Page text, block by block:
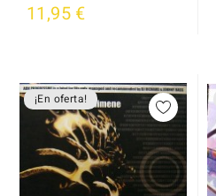
11,95 €
¡En oferta!